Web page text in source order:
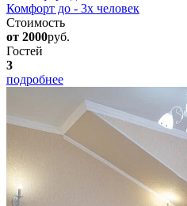
Комфорт до - 3х человек
Стоимость
от 2000руб.
Гостей
3
подробнее